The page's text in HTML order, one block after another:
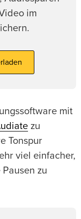
im
mit
zu
Tonspur
viel einfacher,
zu